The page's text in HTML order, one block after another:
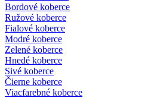
Bordové koberce
Ružové koberce
Fialové koberce
Modré koberce
Zelené koberce
Hnedé koberce
Sivé koberce
Čierne koberce
Viacfarebné koberce